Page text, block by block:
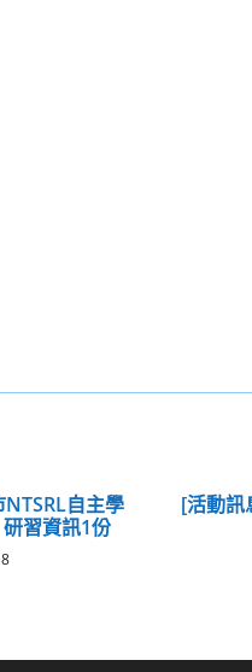
自主學
習資訊1份
[活動訊